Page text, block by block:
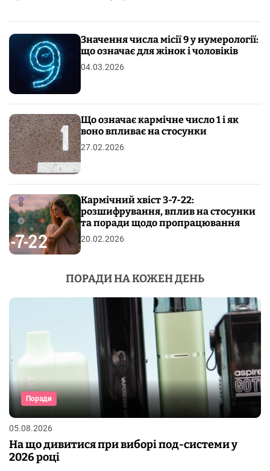
Значення числа місії 9 у нумерології:
що означає для жінок і чоловіків
04.03.2026
Що означає кармічне число 1 і як
воно впливає на стосунки
27.02.2026
Кармічний хвіст 3-7-22:
розшифрування, вплив на стосунки
та поради щодо пропрацювання
20.02.2026
ПОРАДИ НА КОЖЕН ДЕНЬ
Поради
05.08.2026
На що дивитися при виборі под-системи у
2026 році